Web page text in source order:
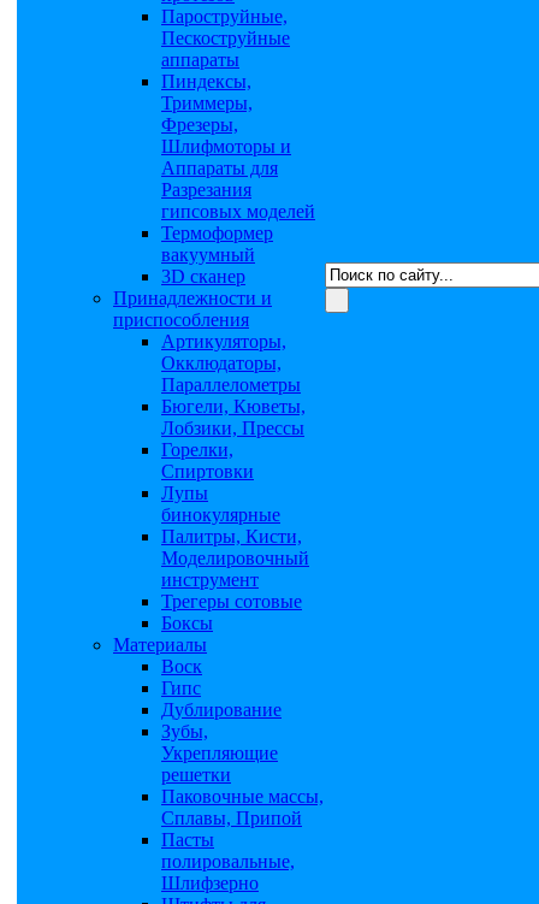
Пароструйные,
Пескоструйные
аппараты
Пиндексы,
Триммеры,
Фрезеры,
Шлифмоторы и
Аппараты для
Разрезания
гипсовых моделей
Термоформер
вакуумный
3D сканер
Принадлежности и
приспособления
Артикуляторы,
Окклюдаторы,
Параллелометры
Бюгели, Кюветы,
Лобзики, Прессы
Горелки,
Спиртовки
Лупы
бинокулярные
Палитры, Кисти,
Моделировочный
инструмент
Трегеры сотовые
Боксы
Материалы
Воск
Гипс
Дублирование
Зубы,
Укрепляющие
решетки
Паковочные массы,
Сплавы, Припой
Пасты
полировальные,
Шлифзерно